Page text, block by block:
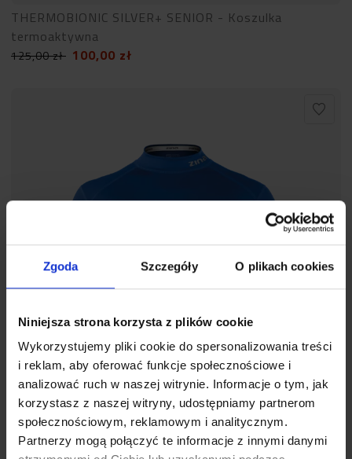
Zgoda Szczegóły O plikach cookies
Niniejsza strona korzysta z plików cookie
Wykorzystujemy pliki cookie do spersonalizowania treści
i reklam, aby oferować funkcje społecznościowe i
analizować ruch w naszej witrynie. Informacje o tym, jak
korzystasz z naszej witryny, udostępniamy partnerom
społecznościowym, reklamowym i analitycznym.
Partnerzy mogą połączyć te informacje z innymi danymi
THERMOBIONIC SILVER+ SENIOR - Koszulka
termoaktywna
125,00zł 100,00 zł